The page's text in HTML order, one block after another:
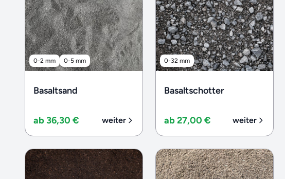
0-2 mm 0-5 mm
Basaltsand
ab 36,30 € weiter
0-32 mm
Basaltschotter
ab 27,00 € weiter